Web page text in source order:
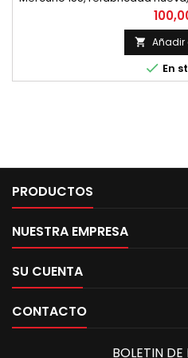
las siguientes dimensiones
superior 20 mm. Diametro
centros 116 mm. Bulon de
extremos, 20 en el centro y
 Añadir
 En
PRODUCTOS
NUESTRA EMPRESA
SU CUENTA
CONTACTO
BOLETIN